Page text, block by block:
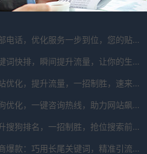
搜狗总部电话，优化服务一步到位，您的贴心助手！
百度关键词快排，瞬间提升流量，让你的生意翻倍！
免费网站优化，提升流量，一招制胜，速来体验！
专业搜狗优化，一键咨询热线，助力网站飙升！
免费提升搜狗排名，一招制胜，抢位搜索前列！
揭秘电商爆款：巧用长尾关键词，精准引流秘籍！